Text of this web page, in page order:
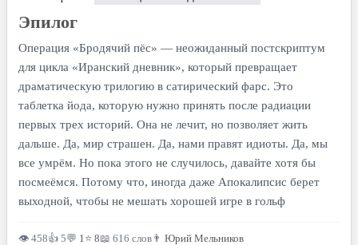
Эпилог
Операция «Бродячий пёс» — неожиданный постскриптум
для цикла «Иранский дневник», который превращает
драматическую трилогию в сатирический фарс. Это
таблетка йода, которую нужно принять после радиации
первых трех историй. Она не лечит, но позволяет жить
дальше. Да, мир страшен. Да, нами правят идиоты. Да, мы
все умрём. Но пока этого не случилось, давайте хотя бы
посмеёмся. Потому что, иногда даже Апокалипсис берет
выходной, чтобы не мешать хорошей игре в гольф
👁 458👍 5💬 1⭐ 8📖 616 слов 👨 Юрий Мельников